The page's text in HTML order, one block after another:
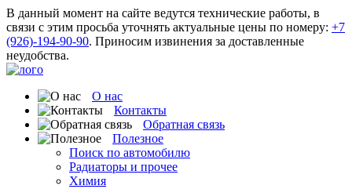
В данный момент на сайте ведутся технические работы, в
связи с этим просьба уточнять актуальные цены по номеру: +7
(926)-194-90-90. Приносим извинения за доставленные
неудобства.
О нас
Контакты
Обратная связь
Полезное
Поиск по автомобилю
Радиаторы и прочее
Химия